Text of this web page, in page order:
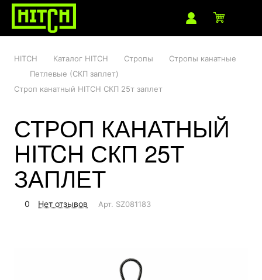
HITCH Каталог HITCH Стропы
Стропы канатные
Петлевые (СКП заплет)
Строп канатный HITCH СКП 25т заплет
СТРОП КАНАТНЫЙ
HITCH СКП 25Т
ЗАПЛЕТ
0 Нет отзывов Арт. SZ081183